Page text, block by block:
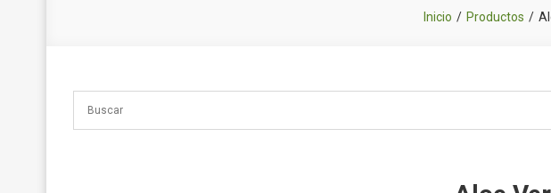
Inicio Productos